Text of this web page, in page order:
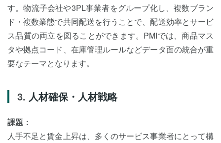
す。物流子会社や3PL事業者をグループ化し、複数ブラン
ド・複数業態で共同配送を行うことで、配送効率とサービ
ス品質の両立を図ることができます。PMIでは、商品マス
タや拠点コード、在庫管理ルールなどデータ面の統合が重
要なテーマとなります。
人材確保・人材戦略
課題：
人手不足と賃金上昇は、多くのサービス事業者にとって構